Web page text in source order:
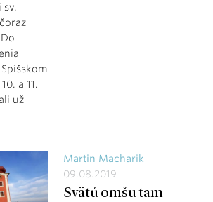
sv.
a 11.
už
Martin Macharik
09.08.2019
Svätú omšu tam